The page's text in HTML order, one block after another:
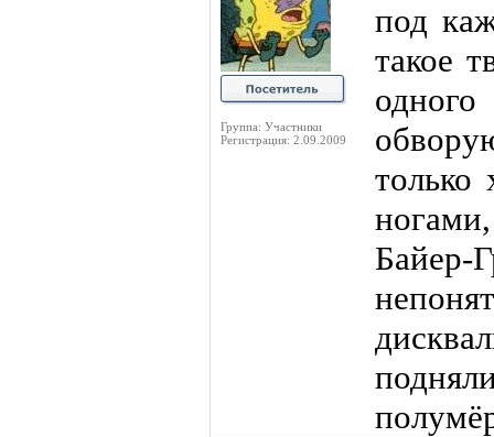
Группа: Участники
Регистрация: 2.09.2009
под
такое
только